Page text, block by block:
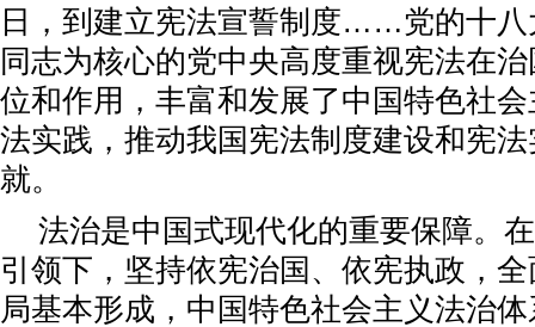
日，到建立宪法宣誓制度……党的十八
同志为核心的党中央高度重视宪法在
位和作用，丰富和发展了中国特色社
法实践，推动我国宪法制度建设和宪
就。
法治是中国式现代化的重要保障。
引领下，坚持依宪治国、依宪执政，
局基本形成，中国特色社会主义法治